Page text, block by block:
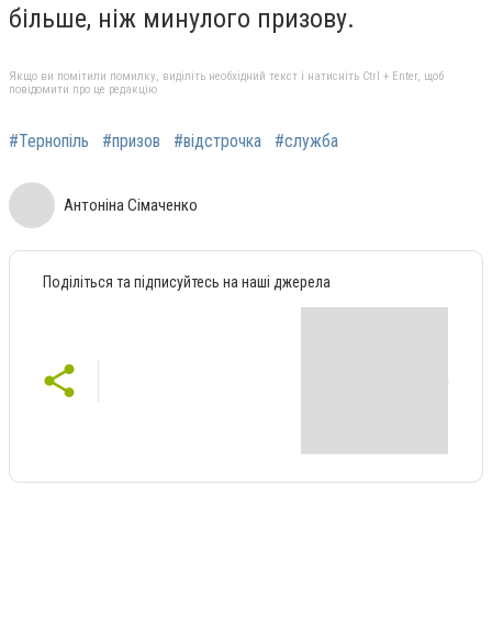
більше, ніж минулого призову.
Якщо ви помітили помилку, виділіть необхідний текст і натисніть Ctrl + Enter, щоб
повідомити про це редакцію
#Тернопіль #призов #відстрочка #служба
Антоніна Сімаченко
Поділіться та підписуйтесь на наші джерела